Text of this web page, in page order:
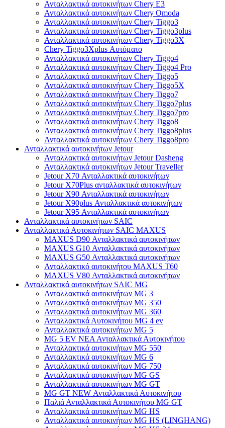
Ανταλλακτικά αυτοκινήτων Chery E3
Ανταλλακτικά αυτοκινήτων Chery Omoda
Ανταλλακτικά αυτοκινήτων Chery Tiggo3
Ανταλλακτικά αυτοκινήτων Chery Tiggo3plus
Ανταλλακτικά αυτοκινήτων Chery Tiggo3X
Chery Tiggo3Xplus Αυτόματο
Ανταλλακτικά αυτοκινήτων Chery Tiggo4
Ανταλλακτικά αυτοκινήτων Chery Tiggo4 Pro
Ανταλλακτικά αυτοκινήτων Chery Tiggo5
Ανταλλακτικά αυτοκινήτων Chery Tiggo5X
Ανταλλακτικά αυτοκινήτων Chery Tiggo7
Ανταλλακτικά αυτοκινήτων Chery Tiggo7plus
Ανταλλακτικά αυτοκινήτων Chery Tiggo7pro
Ανταλλακτικά αυτοκινήτων Chery Tiggo8
Ανταλλακτικά αυτοκινήτων Chery Tiggo8plus
Ανταλλακτικά αυτοκινήτων Chery Tiggo8pro
Ανταλλακτικά αυτοκινήτων Jetour
Ανταλλακτικά αυτοκινήτων Jetour Dasheng
Ανταλλακτικά αυτοκινήτων Jetour Traveller
Jetour X70 Ανταλλακτικά αυτοκινήτων
Jetour X70Plus ανταλλακτικά αυτοκινήτων
Jetour X90 Ανταλλακτικά αυτοκινήτων
Jetour X90plus Ανταλλακτικά αυτοκινήτων
Jetour X95 Ανταλλακτικά αυτοκινήτων
Ανταλλακτικά αυτοκινήτων SAIC
Ανταλλακτικά Αυτοκινήτων SAIC MAXUS
MAXUS D90 Ανταλλακτικά αυτοκινήτων
MAXUS G10 Ανταλλακτικά αυτοκινήτων
MAXUS G50 Ανταλλακτικά αυτοκινήτων
Ανταλλακτικό αυτοκινήτου MAXUS T60
MAXUS V80 Ανταλλακτικά αυτοκινήτων
Ανταλλακτικά αυτοκινήτων SAIC MG
Ανταλλακτικά αυτοκινήτων MG 3
Ανταλλακτικά αυτοκινήτων MG 350
Ανταλλακτικά αυτοκινήτων MG 360
Ανταλλακτικά Αυτοκινήτου MG 4 ev
Ανταλλακτικά αυτοκινήτων MG 5
MG 5 EV ΝΕΑ Ανταλλακτικά Αυτοκινήτου
Ανταλλακτικά αυτοκινήτων MG 550
Ανταλλακτικά αυτοκινήτων MG 6
Ανταλλακτικά αυτοκινήτων MG 750
Ανταλλακτικά αυτοκινήτων MG GS
Ανταλλακτικά αυτοκινήτων MG GT
MG GT NEW Ανταλλακτικά Αυτοκινήτου
Παλιά Ανταλλακτικά Αυτοκινήτου MG GT
Ανταλλακτικά αυτοκινήτων MG HS
Ανταλλακτικά αυτοκινήτων MG HS (LINGHANG)